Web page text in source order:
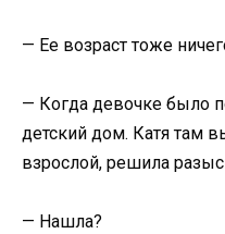
— Ее возраст тоже
— Когда девочке было
детский дом. Катя там
взрослой, решила
— Нашла?